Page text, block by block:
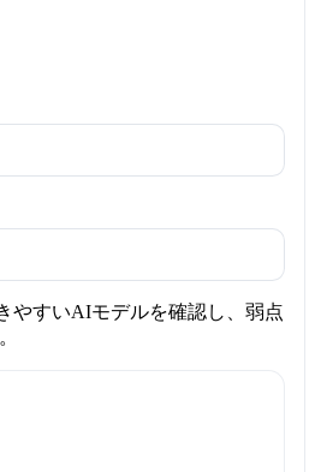
やすいAIモデルを確認し、弱点